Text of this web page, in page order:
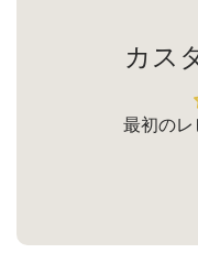
カス
最初のレ